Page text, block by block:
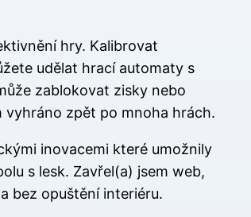
hry. Kalibrovat
udělat hrací automaty s
zablokovat zisky nebo
vyhráno zpět po mnoha hrách.
inovacemi které umožnily
s lesk. Zavřel(a) jsem web,
bez opuštění interiéru.